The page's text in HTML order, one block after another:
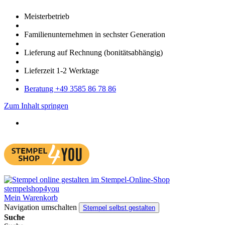
Meister­betrieb
Familien­unter­nehmen in sechster Gene­ration
Lieferung auf Rech­nung (bonitätsabhängig)
Liefer­zeit 1-2 Werk­tage
Bera­tung +49 3585 86 78 86
Zum Inhalt springen
Mein Warenkorb
Navigation umschalten
Stempel selbst gestalten
Suche